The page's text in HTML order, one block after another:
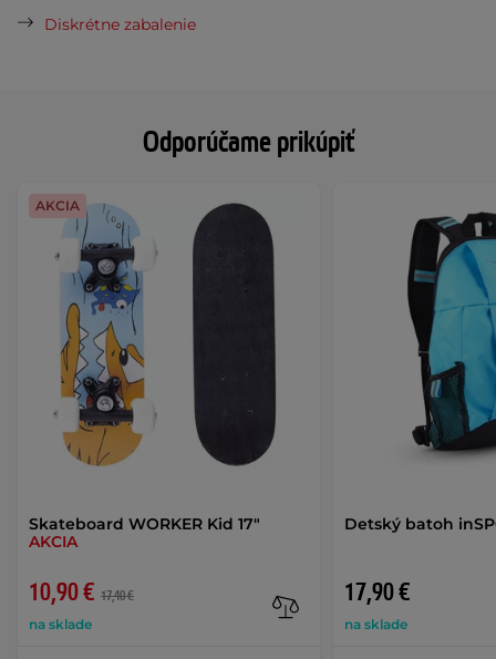
Odporúčame prikúpiť
Skateboard WORKER Kid 17"
AKCIA
10,90 € 17,40 €
na sklade
AKCIA
Detský batoh
17,90 €
na sklade
Diskrétne zabalenie